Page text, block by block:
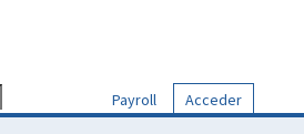
Payroll
Acceder